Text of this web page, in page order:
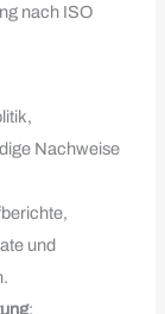
nach ISO
Nachweise
und
: